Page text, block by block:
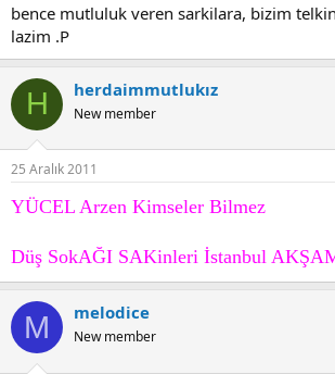
bence mutluluk veren sarkilara, bizim
lazim .P
H herdaimmutlukız
New member
25 Aralık 2011
YÜCEL Arzen Kimseler Bilmez
Düş SokAĞI SAKinleri İstanbul
M melodice
New member